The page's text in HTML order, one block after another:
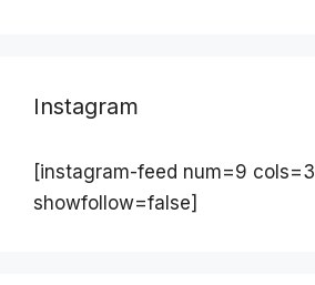
Instagram
[instagram-feed num=9 cols=3
showfollow=false]